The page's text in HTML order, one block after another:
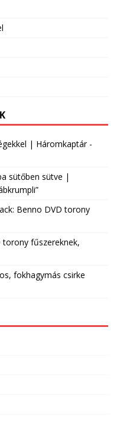
| Háromkaptár-
sütőben sütve |
Benno DVD torony
torony fűszereknek,
fokhagymás csirke